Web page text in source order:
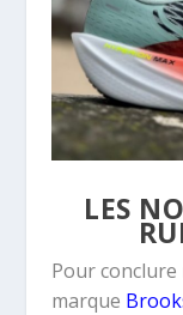
LES
Pour
marque